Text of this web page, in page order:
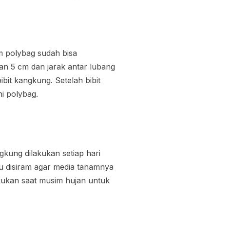
polybag sudah bisa
5 cm dan jarak antar lubang
kangkung. Setelah bibit
polybag.
dilakukan setiap hari
disiram agar media tanamnya
saat musim hujan untuk